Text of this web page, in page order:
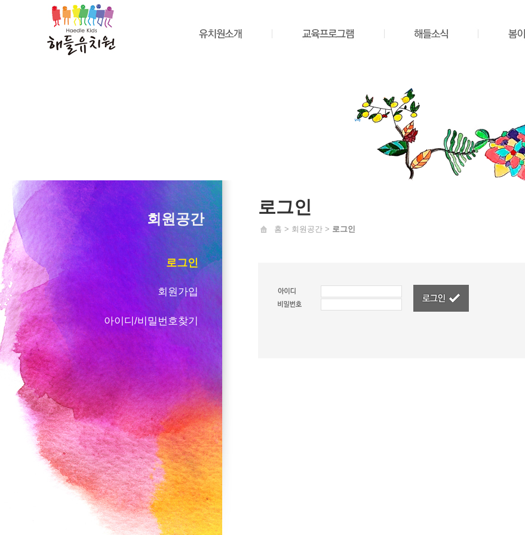
회원공간
로그인
회원가입
아이디/비밀번호찾기
로그인
홈 > 회원공간 > 로그인